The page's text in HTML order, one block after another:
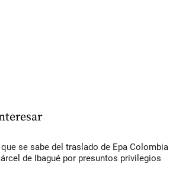
se sabe del traslado de Epa Colombia
de Ibagué por presuntos privilegios